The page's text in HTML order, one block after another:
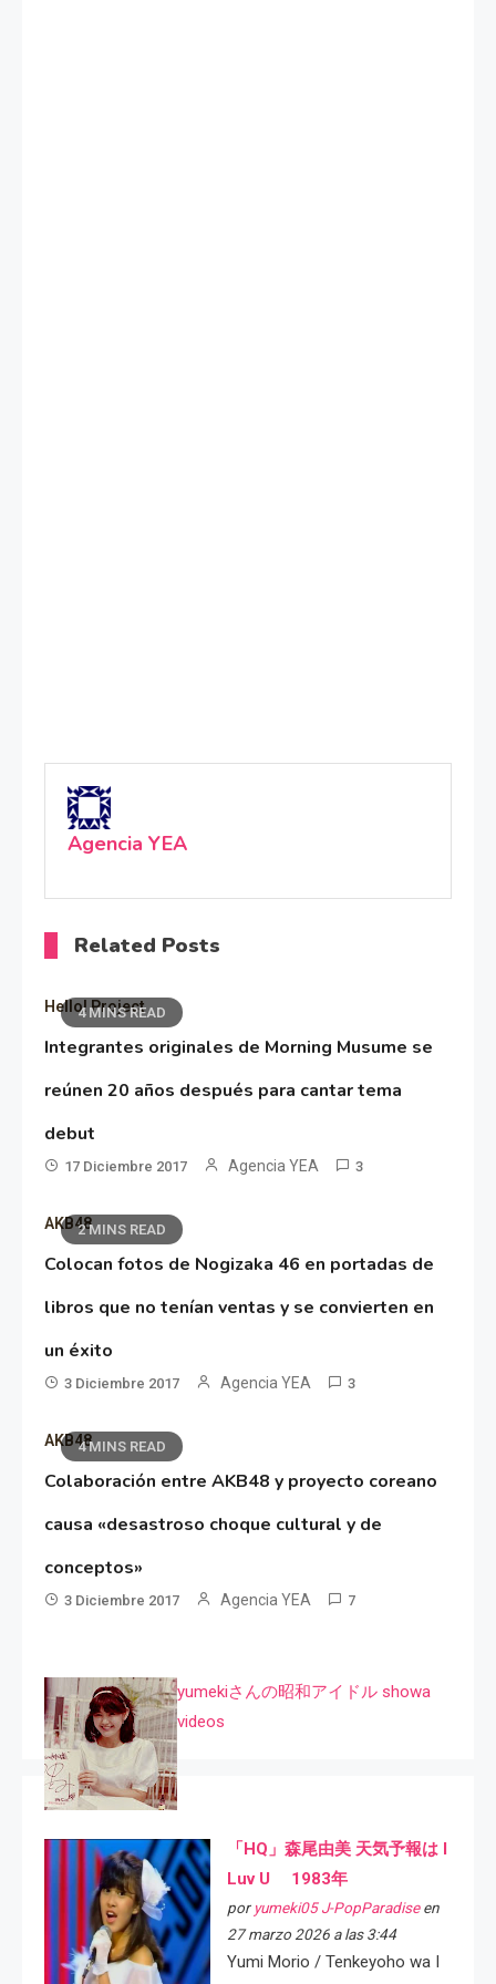
Agencia YEA
Related Posts
4 MINS READ
Hello! Project
Integrantes originales de Morning Musume se
reúnen 20 años después para cantar tema
debut
17 Diciembre 2017 Agencia YEA 3
2 MINS READ
AKB48
Colocan fotos de Nogizaka 46 en portadas de
libros que no tenían ventas y se convierten en
un éxito
3 Diciembre 2017 Agencia YEA 3
4 MINS READ
AKB48
Colaboración entre AKB48 y proyecto coreano
causa «desastroso choque cultural y de
conceptos»
3 Diciembre 2017 Agencia YEA 7
yumekiさんの昭和アイドル showa
videos
「HQ」森尾由美 天気予報は I
Luv U 1983年
por yumeki05 J-PopParadiseen
27 marzo 2026 a las 3:44
Yumi Morio / Tenkeyoho wa I